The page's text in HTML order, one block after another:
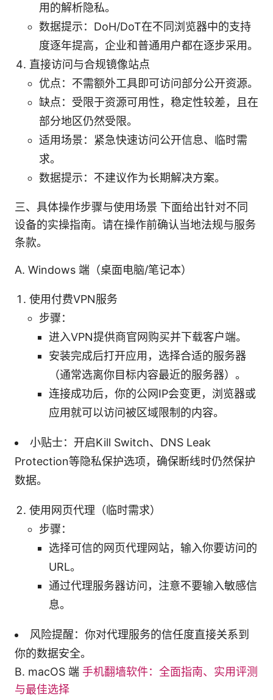
用的解析隐私。
数据提示：DoH/DoT在不同浏览器中的支持
度逐年提高，企业和普通用户都在逐步采用。
直接访问与合规镜像站点
优点：不需额外工具即可访问部分公开资源。
缺点：受限于资源可用性，稳定性较差，且在
部分地区仍然受限。
适用场景：紧急快速访问公开信息、临时需
求。
数据提示：不建议作为长期解决方案。
三、具体操作步骤与使用场景 下面给出针对不同
设备的实操指南。请在操作前确认当地法规与服务
条款。
A. Windows 端（桌面电脑/笔记本）
使用付费VPN服务
步骤：
进入VPN提供商官网购买并下载客户端。
安装完成后打开应用，选择合适的服务器
（通常选离你目标内容最近的服务器）。
连接成功后，你的公网IP会变更，浏览器或
应用就可以访问被区域限制的内容。
小贴士：开启Kill Switch、DNS Leak
Protection等隐私保护选项，确保断线时仍然保护
数据。
使用网页代理（临时需求）
步骤：
选择可信的网页代理网站，输入你要访问的
URL。
通过代理服务器访问，注意不要输入敏感信
息。
风险提醒：你对代理服务的信任度直接关系到
你的数据安全。
B. macOS 端 手机翻墙软件：全面指南、实用评测
与最佳选择